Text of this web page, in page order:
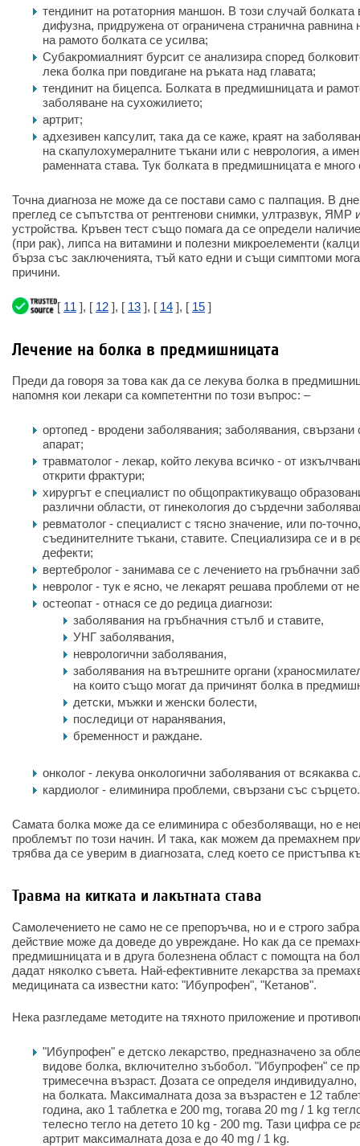
тендинит на ротаторния маншон. В този случай
дифузна, придружена от ограничена странична равнина
на рамото болката се усилва;
Субакромиалният бурсит се анализира според
лека болка при повдигане на ръката над главата;
тендинит на бицепса. Болката в предмишницата и
заболяване на сухожилието;
артрит;
адхезивен капсулит, така да се каже, краят на
на скапулохумералните тъкани или с неврология, а
раменната става. Тук болката в предмишницата е много
Точна диагноза не може да се постави само с палпация. В
преглед се съпътства от рентгенови снимки, ултразвук, ЯМР
устройства. Кръвен тест също помага да се определи
(при рак), липса на витамини и полезни микроелементи
бърза със заключенията, тъй като едни и същи симптоми
причини.
[ 11 ], [ 12 ], [ 13 ], [ 14 ], [ 15 ]
Лечение на болка в предмишницата
Преди да говоря за това как да се лекува болка в
напомня кои лекари са компетентни по този въпрос: –
ортопед - вродени заболявания; заболявания, свързани
апарат;
травматолог - лекар, който лекува всичко - от
открити фрактури;
хирургът е специалист по общопрактикуващо
различни области, от гинекология до сърдечни
ревматолог - специалист с тясно значение, или по-
съединителните тъкани, ставите. Специализира се и в
дефекти;
вертебролог - занимава се с лечението на гръбначни
невролог - тук е ясно, че лекарят решава проблеми от
остеопат - отнася се до редица диагнози:
заболявания на гръбначния стълб и ставите,
УНГ заболявания,
неврологични заболявания,
заболявания на вътрешните органи
на които също могат да причинят болка в
детски, мъжки и женски болести,
последици от наранявания,
бременност и раждане.
онколог - лекува онкологични заболявания от всякаква
кардиолог - елиминира проблеми, свързани със сърцето.
Самата болка може да се елиминира с обезболяващи, но е
проблемът по този начин. И така, как можем да премахнем
трябва да се уверим в диагнозата, след което се пристъпва
Травма на китката и лакътната става
Самолечението не само не се препоръчва, но и е строго
действие може да доведе до увреждане. Но как да се
предмишницата и в друга болезнена област с помощта на
дадат няколко съвета. Най-ефективните лекарства за
медицината са известни като: "Ибупрофен", "Кетанов".
Нека разгледаме методите на тяхното приложение и
"Ибупрофен" е детско лекарство, предназначено за
видове болка, включително зъбобол. "Ибупрофен" се
тримесечна възраст. Дозата се определя индивидуално,
на болката. Максималната доза за възрастен е 12
година, ако 1 таблетка е 200 mg, тогава 20 mg / 1 kg
телесно тегло на детето 10 kg - 200 mg. Тази цифра се
артрит максималната доза е до 40 mg / 1 kg.